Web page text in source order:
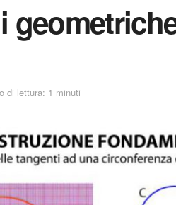
di lettura: 1 minuti